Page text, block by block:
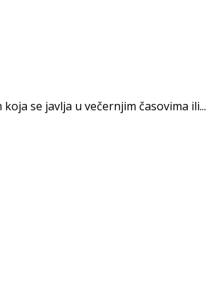
se javlja u večernjim časovima ili...